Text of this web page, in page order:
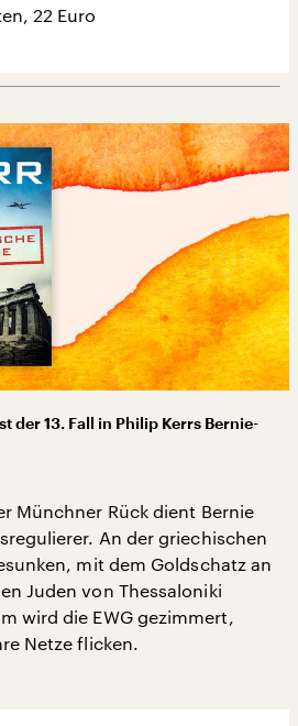
22 Euro
der 13. Fall in Philip Kerrs Bernie-
Münchner Rück dient Bernie
An der griechischen
mit dem Goldschatz an
Juden von Thessaloniki
wird die EWG gezimmert,
Netze flicken.